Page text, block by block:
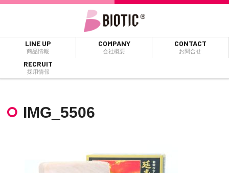
LINE UP
商品情報
COMPANY
会社概要
CONTACT
お問合せ
RECRUIT
採用情報
IMG_5506